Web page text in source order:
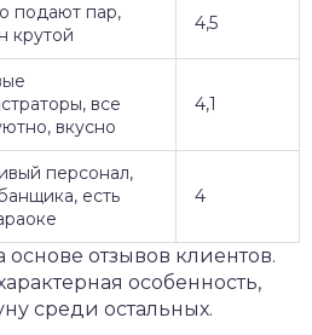
подают пар,
крутой
4,5
все
вкусно
4,1
персонал,
есть
4
основе отзывов клиентов.
особенность,
среди остальных.